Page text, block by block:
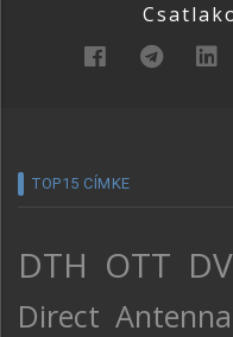
TOP15 CÍMKE
DTH OTT
Direct